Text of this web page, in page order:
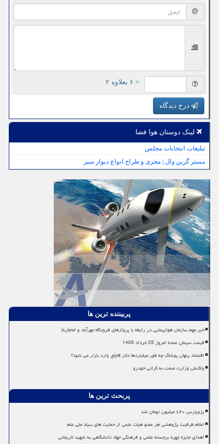
= ۶ بعلاوه ۲
درج دیدگاه
لینک دوستان هوا فضا
تبلیغات انتخابات مجلس
مستر گرین وال | مجری و طراح انواع دیوار سبز
پربیننده ترین ها
خبر مهم سازمان هواپیمایی در رابطه با پروازهای فرودگاه مهرآباد و امام(ره)
قیمت سیمان عمده امروز 25 خرداد 1405
اقتصاد پنهان پوشاک چه طور میلیاردها دلار قاچاق وارد بازار می شود؟
واکنش وزارت صمت به گرانی خودرو
پربحث ترین ها
پژوپارس ۶۴۰ میلیون تومان شد
اعلام ظرفیت پژوهشی هر عضو هیات علمی از حمایت های بنیاد ملی علم
اهدای جایزه چهره برجسته علمی و فرهنگی جهاد دانشگاهی به شهید لاریجانی